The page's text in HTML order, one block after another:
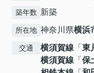
築年数 新築
所在地 神奈川県横浜
交通 横須賀線 「東
横須賀線 「保